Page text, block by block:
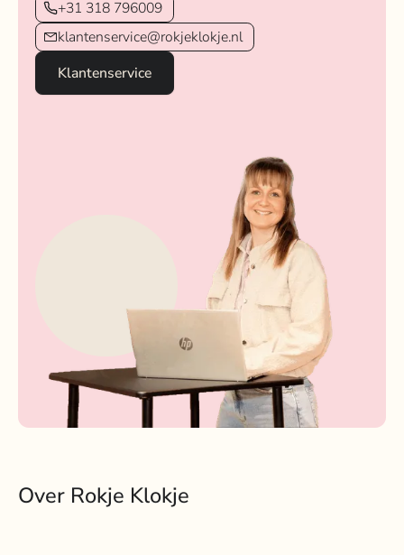
+31 318 796009
klantenservice@rokjeklokje.nl
Klantenservice
Over Rokje Klokje